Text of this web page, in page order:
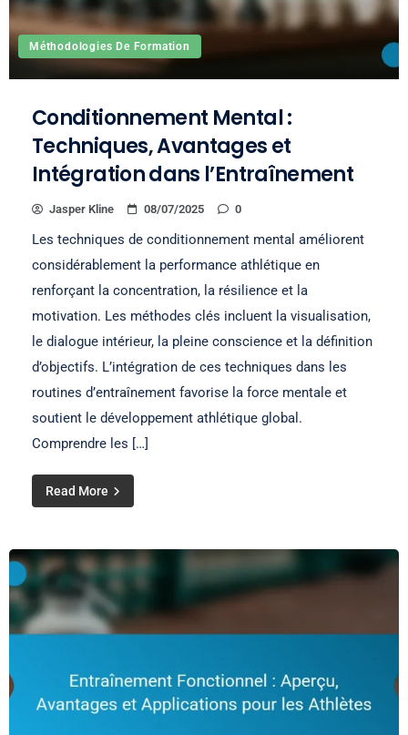
Méthodologies De Formation
Conditionnement Mental :
Techniques, Avantages et
Intégration dans l’Entraînement
Jasper Kline 08/07/2025 0
Les techniques de conditionnement mental améliorent
considérablement la performance athlétique en
renforçant la concentration, la résilience et la
motivation. Les méthodes clés incluent la visualisation,
le dialogue intérieur, la pleine conscience et la définition
d’objectifs. L’intégration de ces techniques dans les
routines d’entraînement favorise la force mentale et
soutient le développement athlétique global.
Comprendre les […]
Read More